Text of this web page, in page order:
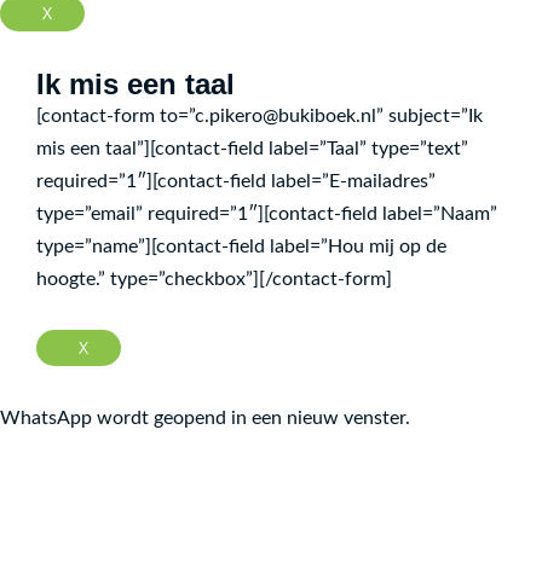
Ольга Купріян
Том Флетчер
Джоан Ролінґ
Джакопо Олів’єрі
Олександр Шатохін
Катерина Міхаліцина
Марія Правда
Jêhat Zekî Taher
X
Ik mis een taal
[contact-form to=”c.pikero@bukiboek.nl” subject=”Ik
mis een taal”][contact-field label=”Taal” type=”text”
required=”1″][contact-field label=”E-mailadres”
type=”email” required=”1″][contact-field label=”Naam”
type=”name”][contact-field label=”Hou mij op de
hoogte.” type=”checkbox”][/contact-form]
X
WhatsApp wordt geopend in een nieuw venster.